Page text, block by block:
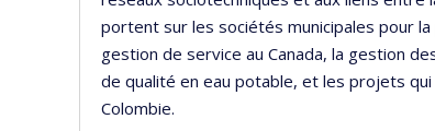
portent sur les sociétés municipales pour
gestion de service au Canada, la gestion
de qualité en eau potable, et les projets
Colombie.